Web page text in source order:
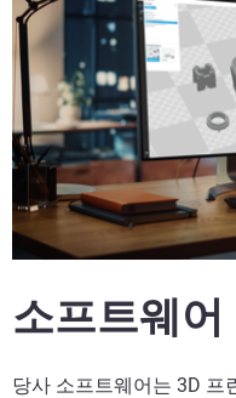
소프트웨어
당사 소프트웨어는 3D 프